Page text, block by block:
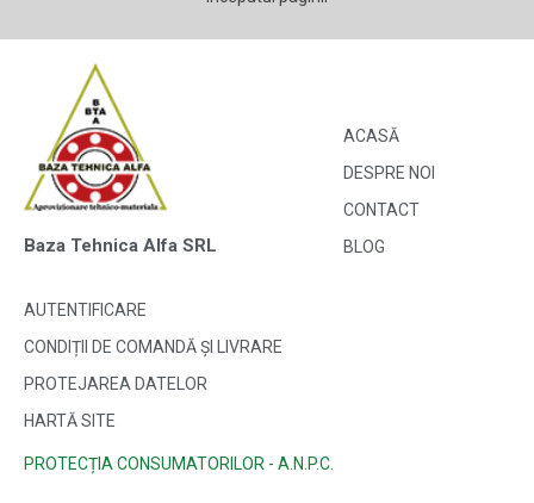
Baza Tehnica Alfa SRL
ACASĂ
DESPRE NOI
CONTACT
BLOG
AUTENTIFICARE
CONDIȚII DE COMANDĂ ȘI LIVRARE
PROTEJAREA DATELOR
HARTĂ SITE
PROTECȚIA CONSUMATORILOR - A.N.P.C.